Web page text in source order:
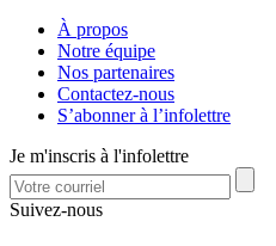
À propos
Notre équipe
Nos partenaires
Contactez-nous
S’abonner à l’infolettre
Je m'inscris à l'infolettre
Suivez-nous